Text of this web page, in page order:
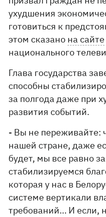
ухудшения
готовиться к
этом сказано на сайте
национального
Глава государства
способны
за полгода даже при
развития событий.
- Вы не переживайте:
нашей стране, даже
будет, мы все равно
стабилизируемся
которая у нас в
системе вертикали
требований… И если,